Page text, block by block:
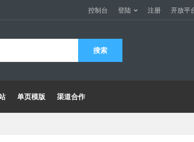
控制台 登陆 注册 开放平
单页模版 渠道合作